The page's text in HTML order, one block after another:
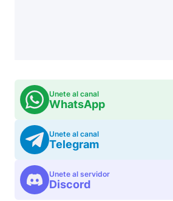
Unete al canal
WhatsApp
Unete al canal
Telegram
Unete al servidor
Discord